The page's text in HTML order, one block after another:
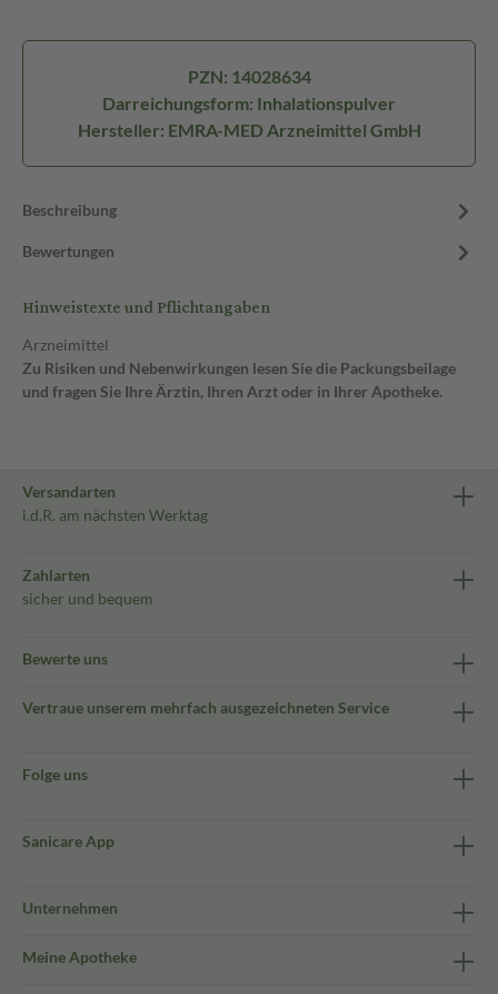
PZN: 14028634
Darreichungsform: Inhalationspulver
Hersteller: EMRA-MED Arzneimittel GmbH
Beschreibung
Bewertungen
Hinweistexte und Pflichtangaben
Arzneimittel
Zu Risiken und Nebenwirkungen lesen Sie die Packungsbeilage
und fragen Sie Ihre Ärztin, Ihren Arzt oder in Ihrer Apotheke.
Versandarten
i.d.R. am nächsten Werktag
Zahlarten
sicher und bequem
Bewerte uns
Vertraue unserem mehrfach ausgezeichneten Service
Folge uns
Sanicare App
Unternehmen
Meine Apotheke